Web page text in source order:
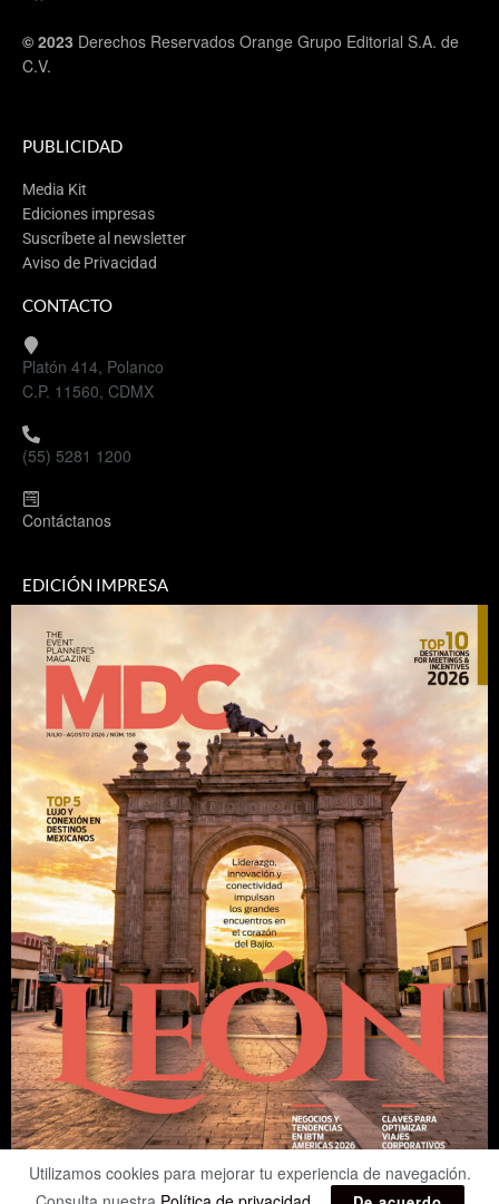
© 2023 Derechos Reservados Orange Grupo Editorial S.A. de
C.V.
PUBLICIDAD
Media Kit
Ediciones impresas
Suscríbete al newsletter
Aviso de Privacidad
CONTACTO
Platón 414, Polanco
C.P. 11560, CDMX
(55) 5281 1200
Contáctanos
EDICIÓN IMPRESA
Utilizamos cookies para mejorar tu experiencia de navegación.